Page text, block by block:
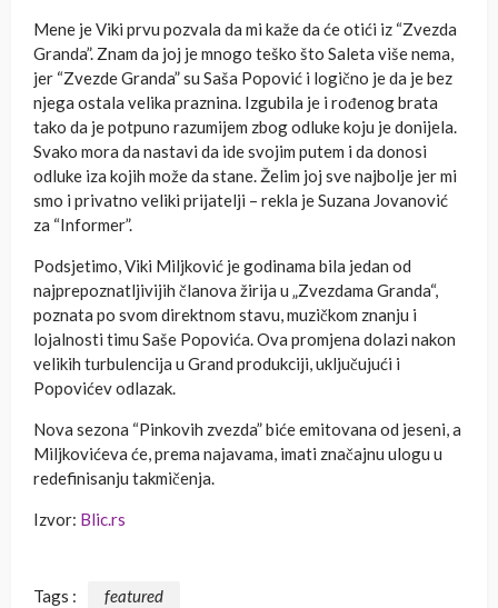
Mene je Viki prvu pozvala da mi kaže da će otići iz “Zvezda
Granda”. Znam da joj je mnogo teško što Saleta više nema,
jer “Zvezde Granda” su Saša Popović i logično je da je bez
njega ostala velika praznina. Izgubila je i rođenog brata
tako da je potpuno razumijem zbog odluke koju je donijela.
Svako mora da nastavi da ide svojim putem i da donosi
odluke iza kojih može da stane. Želim joj sve najbolje jer mi
smo i privatno veliki prijatelji – rekla je Suzana Jovanović
za “Informer”.
Podsjetimo, Viki Miljković je godinama bila jedan od
najprepoznatljivijih članova žirija u „Zvezdama Granda“,
poznata po svom direktnom stavu, muzičkom znanju i
lojalnosti timu Saše Popovića. Ova promjena dolazi nakon
velikih turbulencija u Grand produkciji, uključujući i
Popovićev odlazak.
Nova sezona “Pinkovih zvezda” biće emitovana od jeseni, a
Miljkovićeva će, prema najavama, imati značajnu ulogu u
redefinisanju takmičenja.
Izvor: Blic.rs
Tags : featured